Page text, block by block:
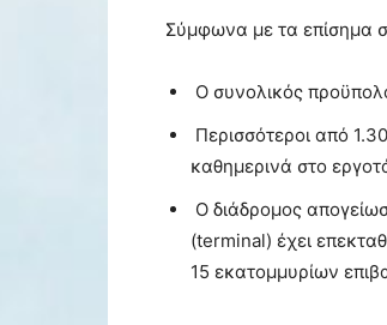
Σύμφωνα με τα επίσημα
Ο συνολικός
Περισσότεροι από
καθημερινά στο
Ο διάδρομος
(terminal) έχει
15 εκατομμυρίων